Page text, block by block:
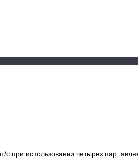
с при использовании четырех пар,